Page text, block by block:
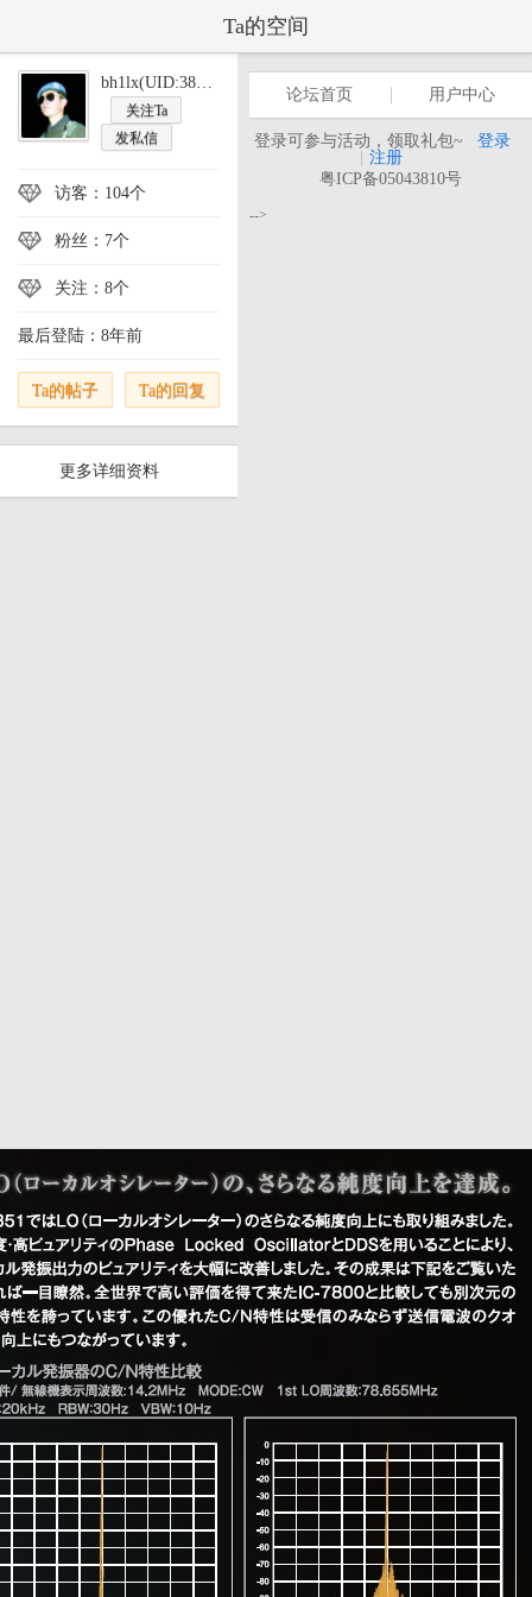
Ta的空间
bh1lx(UID:386607)
关注Ta
发私信
访客：104个
粉丝：7个
关注：8个
最后登陆：8年前
Ta的帖子 Ta的回复
更多详细资料
论坛首页 用户中心
登录可参与活动，领取礼包~
登录
注册
粤ICP备05043810号
-->